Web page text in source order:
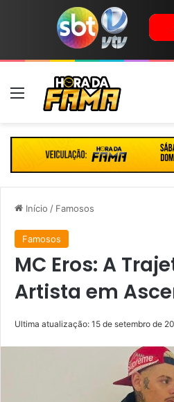
Menu
Início / Famosos
Famosos
MC Eros: A
Artista em
Ultima atualização: 15 de setembro de